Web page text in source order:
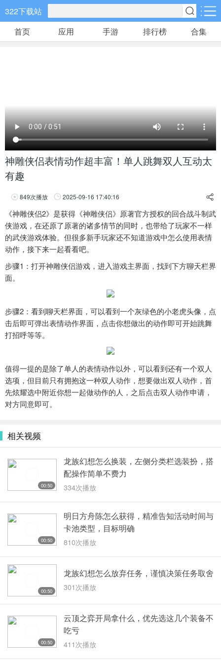
322下载站
手游分类 应用分类
0款手游
38款手游
30款手游
策略塔防
60款手游
体育竞速
26款手游
冒险解谜
26款手游
首页 应用 手游 排行榜 合集
神雕侠侣表情动作超丰富！单人跳舞双人互动太
有趣
849次播放
2025-09-16 17:40:16
《神雕侠侣2》是获得《神雕侠侣》原著官方授权的回合战斗制武
侠游戏，在还原了原著的诸多情节的同时，也带给了玩家不一样
的武侠游戏体验。但很多新手玩家还不知道游戏中怎么使用表情
动作，接下来一起看看吧。
步骤1：打开神雕侠侣游戏，进入游戏主界面，找到下方聊天栏界
面。
步骤2：看到聊天栏界面，可以看到一个灰绿色的小老虎头像，点
击后即可弹出表情动作界面，点击你想做出的动作即可开始跳舞
打招呼等等。
值得一提的是除了单人的表情动作以外，可以看到还有一个双人
选项，但目前只有拥抱这一种双人动作，想要做出双人动作，首
先炫耀选中附近你想一起做动作的人，之后点击双人动作申请，
对方同意即可。
相关视频
00:50
龙族幻想怎么换装，左侧分类栏选装扮，搭
配操作简单不费力
334次播放
00:50
明日方舟陈怎么获得，精准告知活动时间与
卡池类型，目标明确
810次播放
00:50
龙族幻想怎么放弃任务，谨慎决策任务取舍
301次播放
00:50
云顶之弈开局拿什么，优先选这几个装备不
吃亏
411次播放